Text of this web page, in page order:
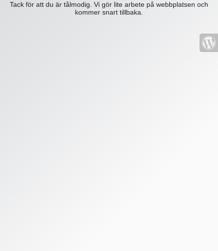
Tack för att du är tålmodig. Vi gör lite arbete på webbplatsen och
kommer snart tillbaka.